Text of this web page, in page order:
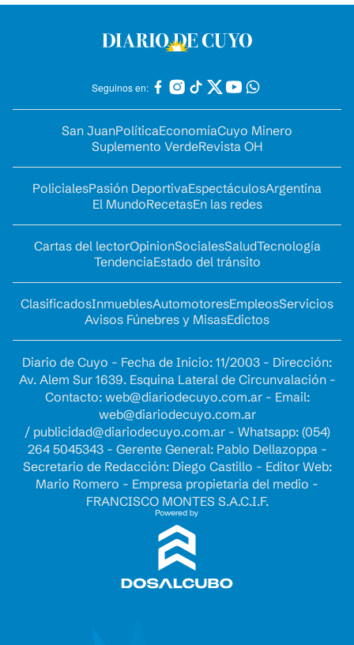
Seguinos en:
San JuanPolíticaEconomíaCuyo Minero
Suplemento VerdeRevista OH
PolicialesPasión DeportivaEspectáculosArgentina
El MundoRecetasEn las redes
Cartas del lectorOpinionSocialesSaludTecnología
TendenciaEstado del tránsito
ClasificadosInmueblesAutomotoresEmpleosServicios
Avisos Fúnebres y MisasEdictos
Diario de Cuyo - Fecha de Inicio: 11/2003 - Dirección:
Av. Alem Sur 1639. Esquina Lateral de Circunvalación -
Contacto: web@diariodecuyo.com.ar- Email:
web@diariodecuyo.com.ar
/ publicidad@diariodecuyo.com.ar- Whatsapp: (054)
264 5045343 - Gerente General: Pablo Dellazoppa -
Secretario de Redacción: Diego Castillo - Editor Web:
Mario Romero - Empresa propietaria del medio -
FRANCISCO MONTES S.A.C.I.F.